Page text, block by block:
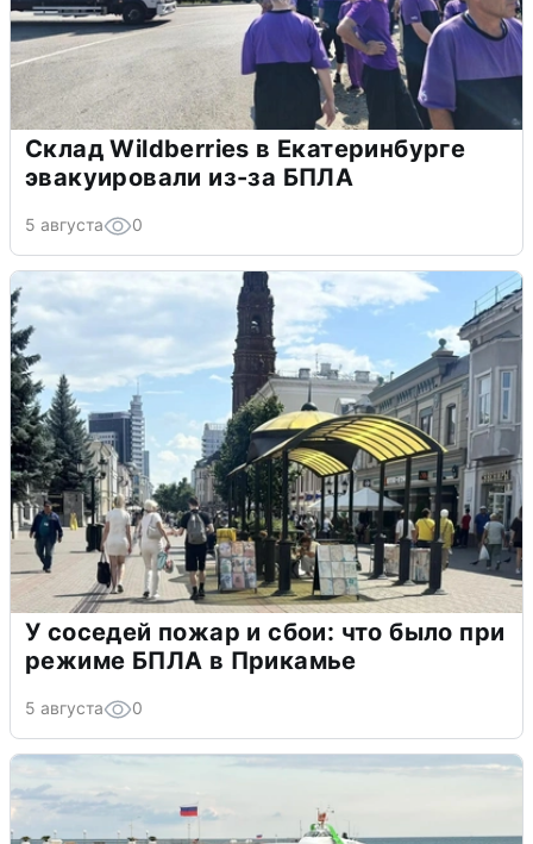
Склад Wildberries в Екатеринбурге
эвакуировали из-за БПЛА
5 августа 0
У соседей пожар и сбои: что было при
режиме БПЛА в Прикамье
5 августа 0